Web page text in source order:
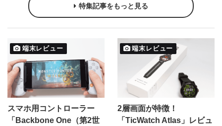
特集記事をもっと見る
端末レビュー
スマホ用コントローラー
「Backbone One（第2世
端末レビュー
2層画面が特徴！
「TicWatch Atlas」レビュ